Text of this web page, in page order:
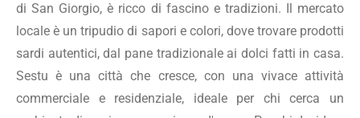
di San Giorgio, è ricco di fascino e tradizioni. Il mercato
locale è un tripudio di sapori e colori, dove trovare prodotti
sardi autentici, dal pane tradizionale ai dolci fatti in casa.
Sestu è una città che cresce, con una vivace attività
commerciale e residenziale, ideale per chi cerca un